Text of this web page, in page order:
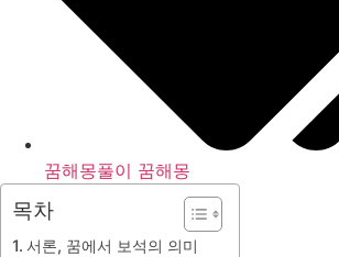
꿈해몽풀이 꿈해몽
목차
서론, 꿈에서 보석의 의미